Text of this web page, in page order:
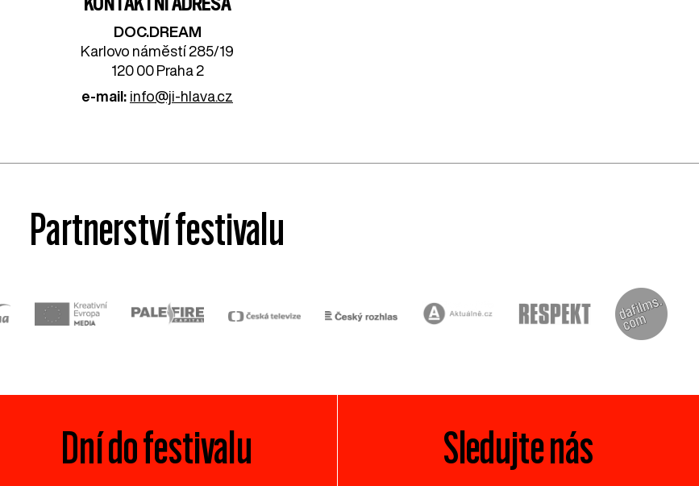
DOC.DREAM​
Karlovo náměstí 285/19
120 00 Praha 2
e-mail: info@ji-hlava.cz
Partnerství festivalu
Dní do festivalu Sledujte nás